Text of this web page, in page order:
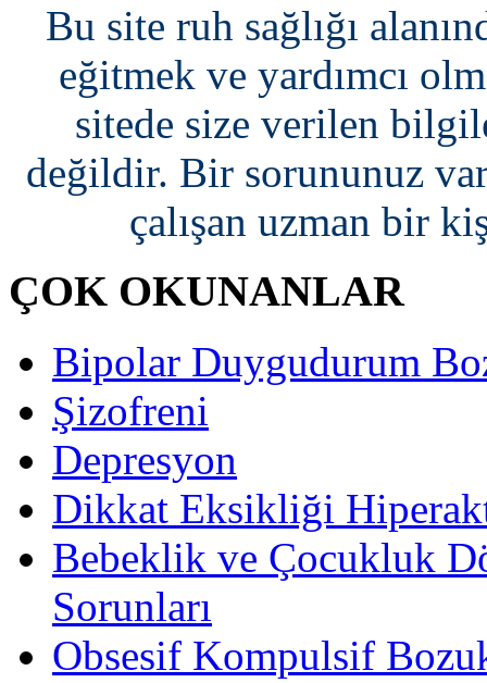
Bu site ruh sağlığı
eğitmek ve yardımcı
sitede size verilen
değildir. Bir sorununuz
çalışan uzman bir
ÇOK OKUNANLAR
Bipolar Duygudurum
Şizofreni
Depresyon
Dikkat Eksikliği
Bebeklik ve Çocukluk
Sorunları
Obsesif Kompulsif